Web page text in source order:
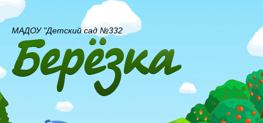
МАДОУ "Детский сад №332